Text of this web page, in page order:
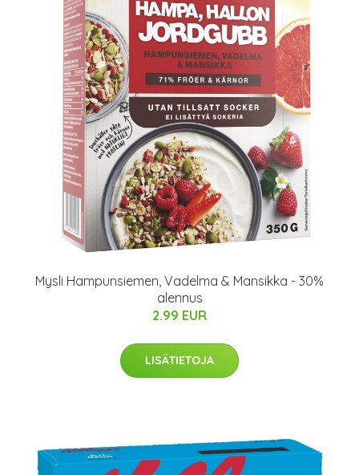
Mysli Hampunsiemen, Vadelma & Mansikka - 30%
alennus
2.99 EUR
LISÄTIETOJA